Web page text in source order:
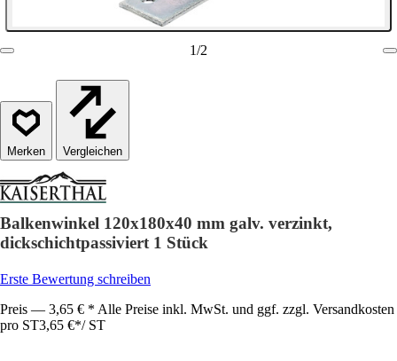
1/2
Vergleichen
Balkenwinkel 120x180x40 mm galv. verzinkt,
dickschichtpassiviert 1 Stück
Erste Bewertung schreiben
Preis — 3,65 € * Alle Preise inkl. MwSt. und ggf. zzgl. Versandkosten
pro ST3,65 €*/ ST